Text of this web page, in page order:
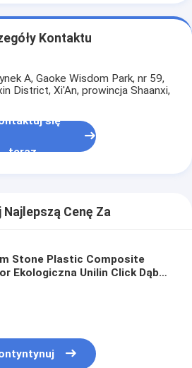
Kontaktu
A, Gaoke Wisdom Park, nr 59,
District, Xi'An, prowincja Shaanxi,
się
teraz
Najlepszą Cenę Za
Stone Plastic Composite
Ekologiczna Unilin Click Dąb